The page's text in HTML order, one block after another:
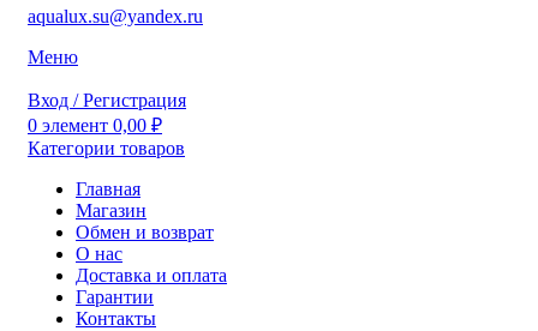
aqualux.su@yandex.ru
Меню
Вход / Регистрация
0 элемент 0,00 ₽
Категории товаров
Главная
Магазин
Обмен и возврат
О нас
Доставка и оплата
Гарантии
Контакты